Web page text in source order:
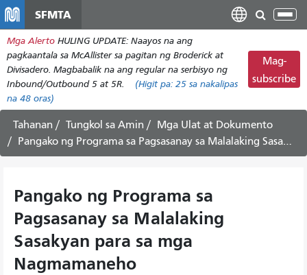
pangunahing
nilalaman
SFMTA
I-
ang
Mga Alerto HULING UPDATE: Naayos na ang
pagkaantala sa McAllister sa pagitan ng Broderick at
Divisadero. Magbabalik na ang regular na serbisyo ng
Inbound/Outbound 5 at 5R.
(Higit pa: 25 sa nakalipas
na 48 oras)
Mag-
subscribe
Tahanan Tungkol sa Amin
Mga Ulat at Dokumento
Pangako ng Programa sa Pagsasanay sa Malalaking Sasakyan para sa mga Nagmamaneho
Pangako ng Programa sa
Pagsasanay sa Malalaking
Sasakyan para sa mga
Nagmamaneho